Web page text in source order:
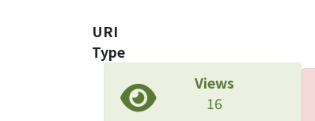
URI
Type
Views
16